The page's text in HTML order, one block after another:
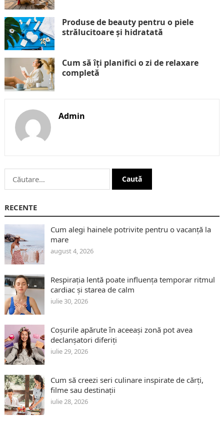
Produse de beauty pentru o piele
strălucitoare și hidratată
Cum să îți planifici o zi de relaxare
completă
Admin
Caută
după:
RECENTE
Cum alegi hainele potrivite pentru o vacanță la
mare
august 4, 2026
Respirația lentă poate influența temporar ritmul
cardiac și starea de calm
iulie 30, 2026
Coșurile apărute în aceeași zonă pot avea
declanșatori diferiți
iulie 29, 2026
Cum să creezi seri culinare inspirate de cărți,
filme sau destinații
iulie 28, 2026